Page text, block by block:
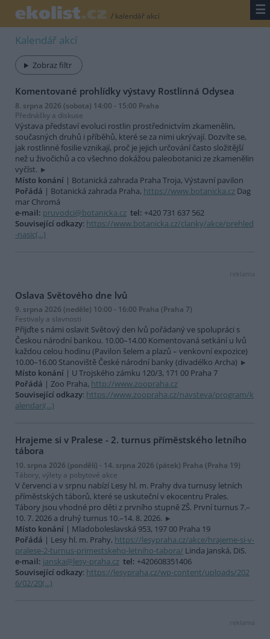
/ kalendář akcí ☰
Kalendář akcí
Zobraz filtr
Komentované prohlídky výstavy Rostlinná Odysea
8. srpna 2026 (sobota) 14:00 - 15:00 Praha
Přednášky a diskuse
Výstava představí evoluci rostlin prostřednictvím zkamenělin,
současných druhů i příběhů, které se za nimi ukrývají. Dozvíte se,
jak rostlinné fosilie vznikají, proč je jejich určování často složitější
než u živočichů a co všechno dokážou paleobotanici ze zkamenělin
vyčíst.
Místo konání | Botanická zahrada Praha Troja, Výstavní pavilon
Pořádá | Botanická zahrada Praha, https://www.botanicka.cz Dag
mar Chromá
e-mail: pruvodci@botanicka.cz tel: +420 731 637 562
Související odkazy: https://www.botanicka.cz/clanky/akce/prehled
-nasic(...)
reklama
Oslava Světového dne lvů
9. srpna 2026 (neděle) 10:00 - 16:00 Praha (Praha 7)
Festivaly a slavnosti
Přijďte s námi oslavit Světový den lvů pořádaný ve spolupráci s
Českou národní bankou. 10.00–14.00 Komentovaná setkání u lvů
každou celou hodinu (Pavilon šelem a plazů – venkovní expozice)
10.00–16.00 Stanoviště České národní banky (divadélko Archa)
Místo konání | U Trojského zámku 120/3, 171 00 Praha 7
Pořádá | Zoo Praha, http://www.zoopraha.cz
Související odkazy: https://www.zoopraha.cz/navsteva/program/k
alendari(...)
Hrajeme si v Pralese - 2. turnus příměstského letního
tábora
10. srpna 2026 (pondělí) - 14. srpna 2026 (pátek) Praha (Praha 19)
Tábory, výlety a pobytové akce
V červenci a v srpnu nabízí Lesy hl. m. Prahy dva turnusy letních
příměstských táborů, které se uskuteční v ekocentru Prales.
Tábory jsou vhodné pro děti z prvního stupně ZŠ. První turnus 7.–
10. 7. 2026 a druhý turnus 10.–14. 8. 2026.
Místo konání | Mladoboleslavská 953, 197 00 Praha 19
Pořádá | Lesy hl. m. Prahy, https://lesypraha.cz/akce/hrajeme-si-v-
pralese-2-turnus-primestskeho-letniho-tabora/ Linda Janská, DiS.
e-mail: janska@lesy-praha.cz tel: +420608351406
Související odkazy: https://lesypraha.cz/wp-content/uploads/202
6/02/20(...)
reklama